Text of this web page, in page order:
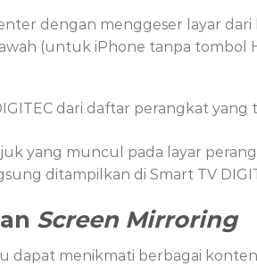
dengan menggeser layar
(untuk iPhone tanpa tombol
dari daftar perangkat yang
yang muncul pada layar
ditampilkan di Smart TV
Screen Mirroring
dapat menikmati berbagai